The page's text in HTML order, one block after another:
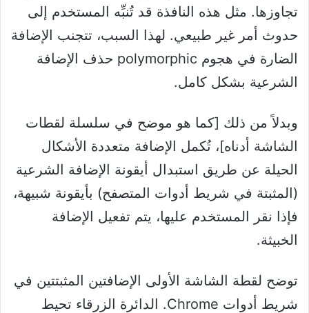
تجاوزها. مثل هذه النافذة قد تُنبِّه المستخدم إلى
حدوث أمر غير طبيعي. لهذا السبب، تتجنب الإضافة
الضارة في هجوم polymorphic حذف الإضافة
الشرعية بشكل كامل.
وبدلاً من ذلك [كما هو موضح في سلسلة لقطات
الشاشة أدناه]، تُكمل الإضافة متعددة الأشكال
الحيلة عن طريق استبدال أيقونة الإضافة الشرعية
(المثبتة في شريط أدوات المتصفح) بأيقونة شبيهة،
فإذا نقر المستخدم عليها، يتم تفعيل الإضافة
الخبيثة.
توضح لقطة الشاشة الأولى الإضافتين المثبتتين في
شريط أدوات Chrome. الدائرة الزرقاء تحيط